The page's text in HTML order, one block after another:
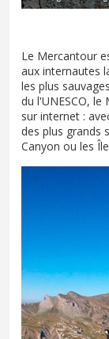
Le Mercantour
aux internautes
les plus
du l'UNESCO,
sur internet :
des plus grands
Canyon ou les